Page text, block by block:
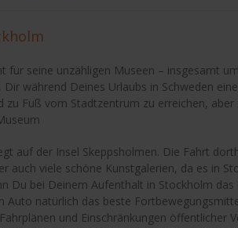
für seine unzähligen Museen – insgesamt
während Deines Urlaubs in Schweden
zu Fuß vom Stadtzentrum zu erreichen,
auf der Insel Skeppsholmen. Die Fahrt
auch viele schöne Kunstgalerien, da es in
Du bei Deinem Aufenthalt in Stockholm
Auto natürlich das beste
und Einschränkungen öffentlicher